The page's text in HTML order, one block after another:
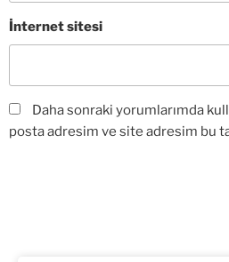
İnternet sitesi
Daha sonraki yorumlarımda
posta adresim ve site adresim bu